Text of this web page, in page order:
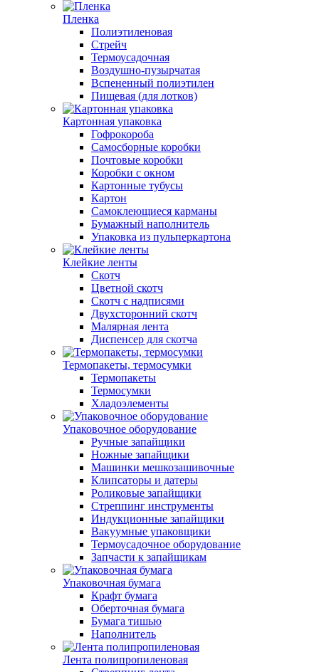
Пленка
Полиэтиленовая
Стрейч
Термоусадочная
Воздушно-пузырчатая
Вспененный полиэтилен
Пищевая (для лотков)
Картонная упаковка
Гофрокороба
Самосборные коробки
Почтовые коробки
Коробки с окном
Картонные тубусы
Картон
Самоклеющиеся карманы
Бумажный наполнитель
Упаковка из пульперкартона
Клейкие ленты
Скотч
Цветной скотч
Скотч с надписями
Двухсторонний скотч
Малярная лента
Диспенсер для скотча
Термопакеты, термосумки
Термопакеты
Термосумки
Хладоэлементы
Упаковочное оборудование
Ручные запайщики
Ножные запайщики
Машинки мешкозашивочные
Клипсаторы и датеры
Роликовые запайщики
Стреппинг инструменты
Индукционные запайщики
Вакуумные упаковщики
Термоусадочное оборудование
Запчасти к запайщикам
Упаковочная бумага
Крафт бумага
Оберточная бумага
Бумага тишью
Наполнитель
Лента полипропиленовая